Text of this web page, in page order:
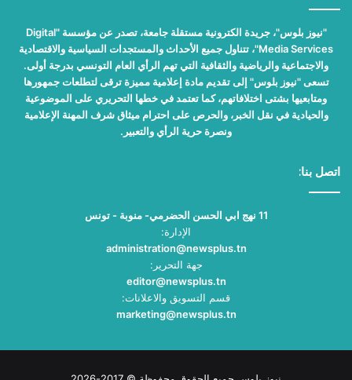
"نيوز بلوس"، جريدة الكترونية مستقلة جامعة، تصدر عن مؤسسة "Digital
Media Services"، تتناول جميع الأحداث والمستجدات السياسية والاقتصادية
والاجتماعية والرياضية والثقافية التي تهم الرأي العام التونسي بدرجة أولى.
تسعى "نيوز بلوس" إلى تقديم مادة إعلامية مميزة ترقى لتطلعات جمهورها
ومتابعيها بشتى اختلافاتهم، كما تعتمد في خطها التحريري على الموضوعية
والحيادية في نقل الخبر، والحرص على احترام ميثاق شرف المهنة الإعلامية
ونصرة حرية الرأي والتعبير.
اتصل بنا:
11 نهج ابي الحسن الحضرمي- منوبة - تونس
الإدارة:
administration@newsplus.tn
جهة التحرير:
editor@newsplus.tn
قسم التسويق والاعلانات:
marketing@newsplus.tn